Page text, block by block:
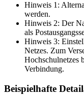
Hinweis 1:
werden.
Hinweis 2: Der
als
Hinweis 3:
Netzes. Zum
Hochschulnetzes
Verbindung.
Beispielhafte